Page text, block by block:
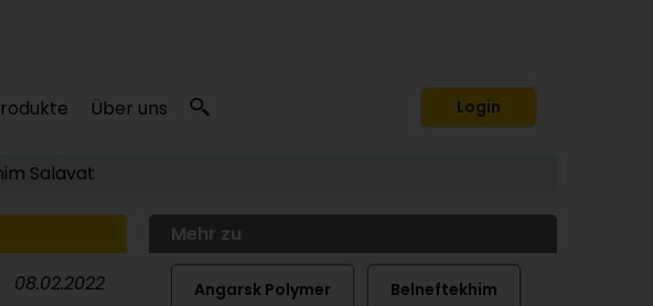
Über uns Login
Salavat
08.02.2022
Mehr zu
Angarsk Polymer Belneftekhim